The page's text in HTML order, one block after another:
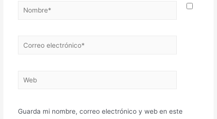
Nombre*
Correo
Web
Guarda mi nombre, correo electrónico y web en este